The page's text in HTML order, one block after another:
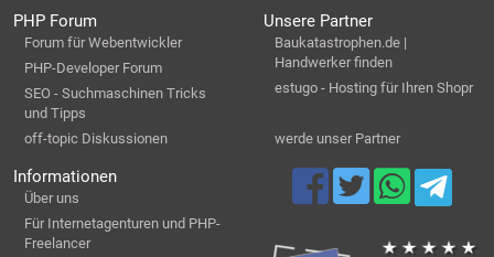
PHP Forum
Forum für Webentwickler
PHP-Developer Forum
SEO - Suchmaschinen Tricks
und Tipps
off-topic Diskussionen
Unsere Partner
Baukatastrophen.de |
Handwerker finden
estugo - Hosting für Ihren Shopr
werde unser Partner
Informationen
Über uns
Für Internetagenturen und PHP-
Freelancer